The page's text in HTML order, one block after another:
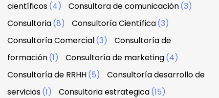
científicos(4) Consultora de comunicación(3)
Consultoria(8) Consultoría Científica(3)
Consultoría Comercial(3)
Consultoría de
formación(1) Consultoría de marketing(4)
Consultoría de RRHH(5)
Consultoría desarrollo de
servicios(1) Consultoria estrategica(15)